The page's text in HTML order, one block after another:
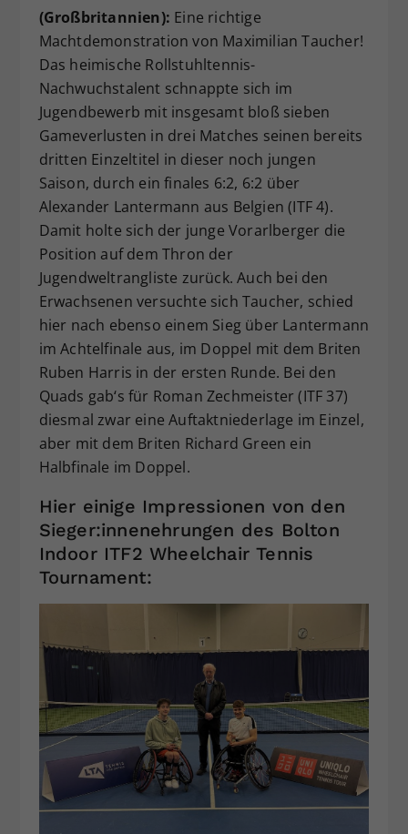
(Großbritannien): Eine richtige
Machtdemonstration von Maximilian Taucher!
Das heimische Rollstuhltennis-
Nachwuchstalent schnappte sich im
Jugendbewerb mit insgesamt bloß sieben
Gameverlusten in drei Matches seinen bereits
dritten Einzeltitel in dieser noch jungen
Saison, durch ein finales 6:2, 6:2 über
Alexander Lantermann aus Belgien (ITF 4).
Damit holte sich der junge Vorarlberger die
Position auf dem Thron der
Jugendweltrangliste zurück. Auch bei den
Erwachsenen versuchte sich Taucher, schied
hier nach ebenso einem Sieg über Lantermann
im Achtelfinale aus, im Doppel mit dem Briten
Ruben Harris in der ersten Runde. Bei den
Quads gab‘s für Roman Zechmeister (ITF 37)
diesmal zwar eine Auftaktniederlage im Einzel,
aber mit dem Briten Richard Green ein
Halbfinale im Doppel.
Hier einige Impressionen von den
Sieger:innenehrungen des Bolton
Indoor ITF2 Wheelchair Tennis
Tournament: